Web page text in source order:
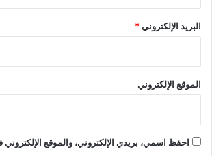
البريد الإلكتروني*
الموقع الإلكتروني
احفظ اسمي، بريدي الإلكتروني، والموقع